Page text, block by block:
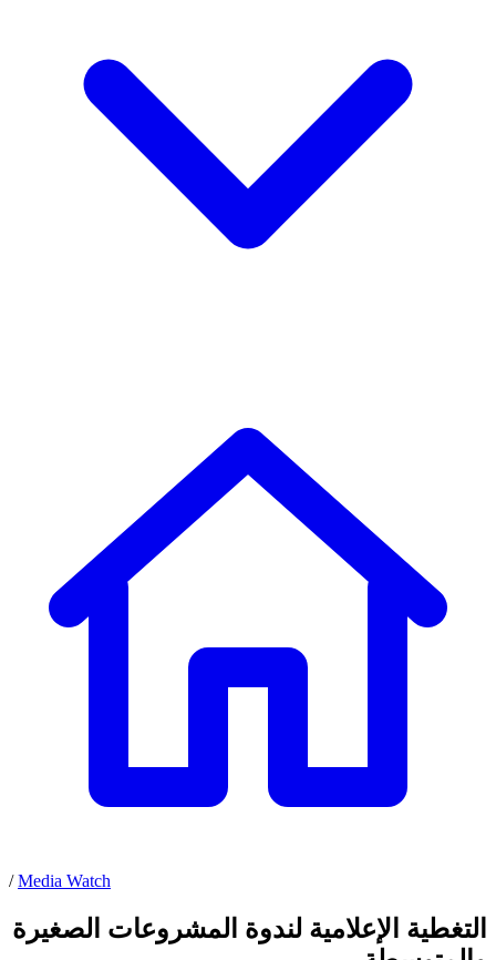
/ Media Watch
التغطية الإعلامية لندوة المشروعات الصغيرة